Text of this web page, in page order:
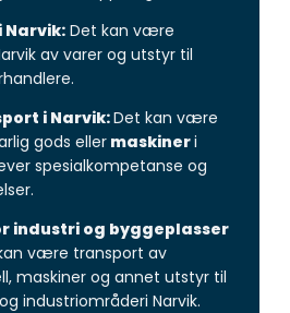
Narvik: Det kan være
av varer og utstyr til
i Narvik:Det kan være
gods eller maskineri
spesialkompetanse og
industri og byggeplasser
være transport av
maskiner og annet utstyr til
industriområderi Narvik.